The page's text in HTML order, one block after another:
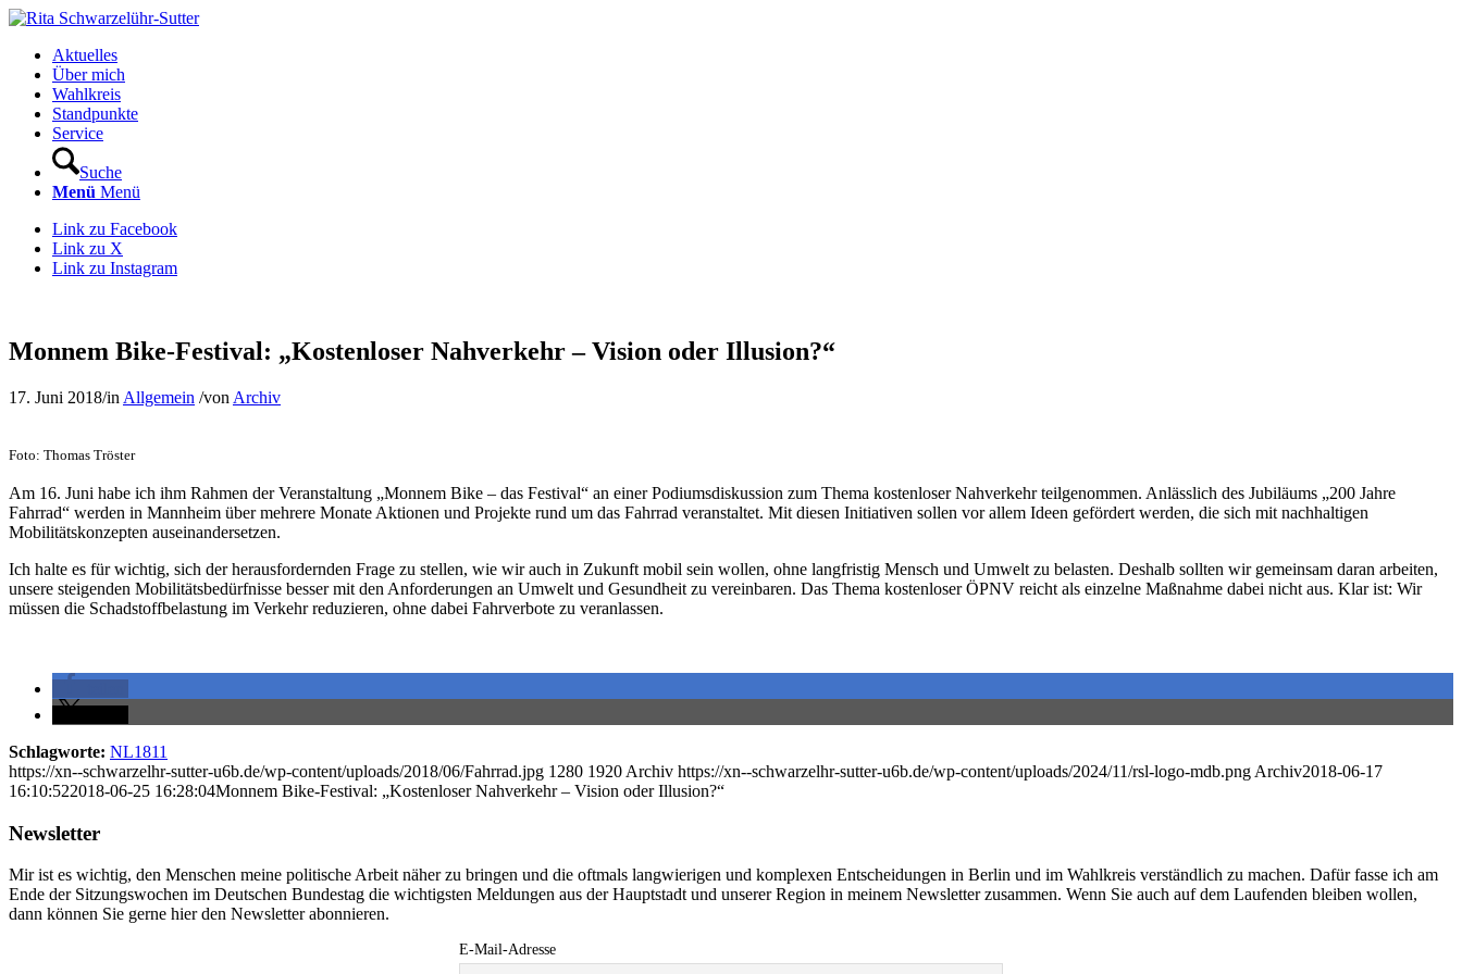
Aktuelles
Über mich
Wahlkreis
Standpunkte
Service
Suche
Menü Menü
Link zu Facebook
Link zu X
Link zu Instagram
Monnem Bike-Festival: „Kostenloser Nahverkehr – Vision oder Illusion?“
17. Juni 2018/in Allgemein /von Archiv
Foto: Thomas Tröster
Am 16. Juni habe ich ihm Rahmen der Veranstaltung „Monnem Bike – das Festival“ an einer Podiumsdiskussion zum Thema kostenloser Nahverkehr teilgenommen. Anlässlich des Jubiläums „200 Jahre
Fahrrad“ werden in Mannheim über mehrere Monate Aktionen und Projekte rund um das Fahrrad veranstaltet. Mit diesen Initiativen sollen vor allem Ideen gefördert werden, die sich mit nachhaltigen
Mobilitätskonzepten auseinandersetzen.
Ich halte es für wichtig, sich der herausfordernden Frage zu stellen, wie wir auch in Zukunft mobil sein wollen, ohne langfristig Mensch und Umwelt zu belasten. Deshalb sollten wir gemeinsam daran arbeiten,
unsere steigenden Mobilitätsbedürfnisse besser mit den Anforderungen an Umwelt und Gesundheit zu vereinbaren. Das Thema kostenloser ÖPNV reicht als einzelne Maßnahme dabei nicht aus. Klar ist: Wir
müssen die Schadstoffbelastung im Verkehr reduzieren, ohne dabei Fahrverbote zu veranlassen.
Schlagworte: NL1811
https://xn--schwarzelhr-sutter-u6b.de/wp-content/uploads/2018/06/Fahrrad.jpg 1280 1920 Archiv https://xn--schwarzelhr-sutter-u6b.de/wp-content/uploads/2024/11/rsl-logo-mdb.png Archiv2018-06-17
16:10:522018-06-25 16:28:04Monnem Bike-Festival: „Kostenloser Nahverkehr – Vision oder Illusion?“
Newsletter
Mir ist es wichtig, den Menschen meine politische Arbeit näher zu bringen und die oftmals langwierigen und komplexen Entscheidungen in Berlin und im Wahlkreis verständlich zu machen. Dafür fasse ich am
Ende der Sitzungswochen im Deutschen Bundestag die wichtigsten Meldungen aus der Hauptstadt und unserer Region in meinem Newsletter zusammen. Wenn Sie auch auf dem Laufenden bleiben wollen,
dann können Sie gerne hier den Newsletter abonnieren.
E-Mail-Adresse